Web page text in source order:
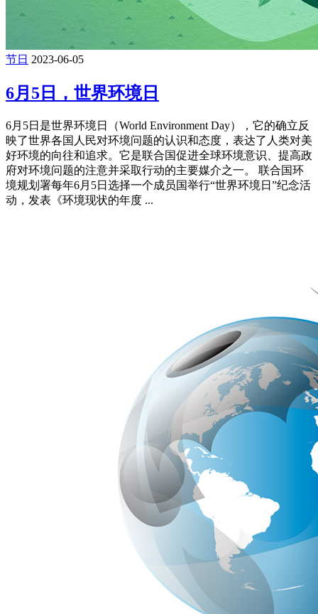
节日 2023-06-05
6月5日，世界环境日
6月5日是世界环境日（World Environment Day），它的确立反
映了世界各国人民对环境问题的认识和态度，表达了人类对美
好环境的向往和追求。它是联合国促进全球环境意识、提高政
府对环境问题的注意并采取行动的主要媒介之一。 联合国环
境规划署每年6月5日选择一个成员国举行“世界环境日”纪念活
动，发表《环境现状的年度 ...